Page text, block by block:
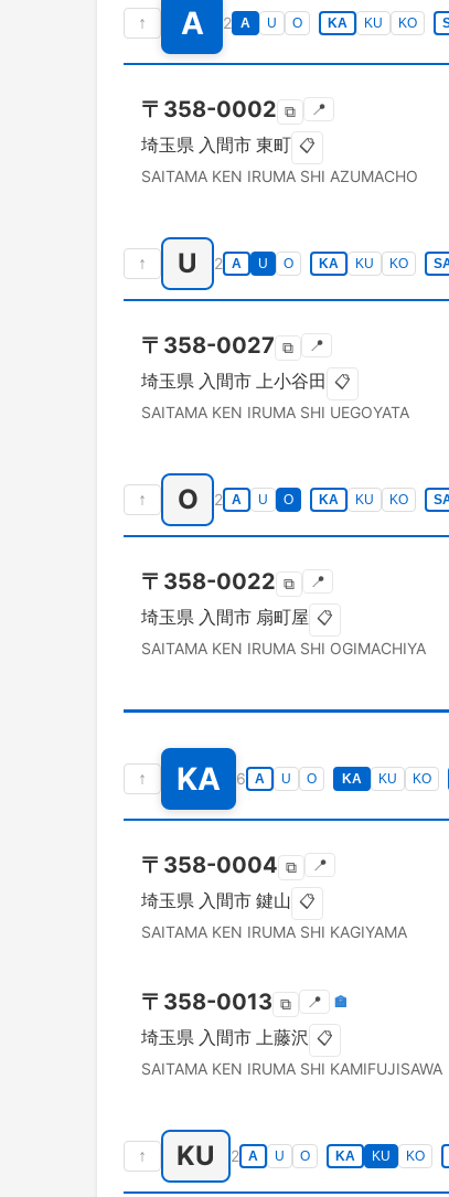
↑ A 2 A U O KA KU KO
〒 358-0002 ⧉ 📍
埼玉県 入間市 東町 📋
SAITAMA KEN IRUMA SHI AZUMACHO
↑ U 2 A U O KA KU KO
〒 358-0027 ⧉ 📍
埼玉県 入間市 上小谷田 📋
SAITAMA KEN IRUMA SHI UEGOYATA
↑ O 2 A U O KA KU KO
〒 358-0022 ⧉ 📍
埼玉県 入間市 扇町屋 📋
SAITAMA KEN IRUMA SHI OGIMACHIYA
↑ KA 6 A U O KA KU KO
〒 358-0004 ⧉ 📍
埼玉県 入間市 鍵山 📋
SAITAMA KEN IRUMA SHI KAGIYAMA
〒 358-0013 ⧉ 📍 🏣
埼玉県 入間市 上藤沢 📋
SAITAMA KEN IRUMA SHI KAMIFUJISAWA
↑ KU 2 A U O KA KU KO